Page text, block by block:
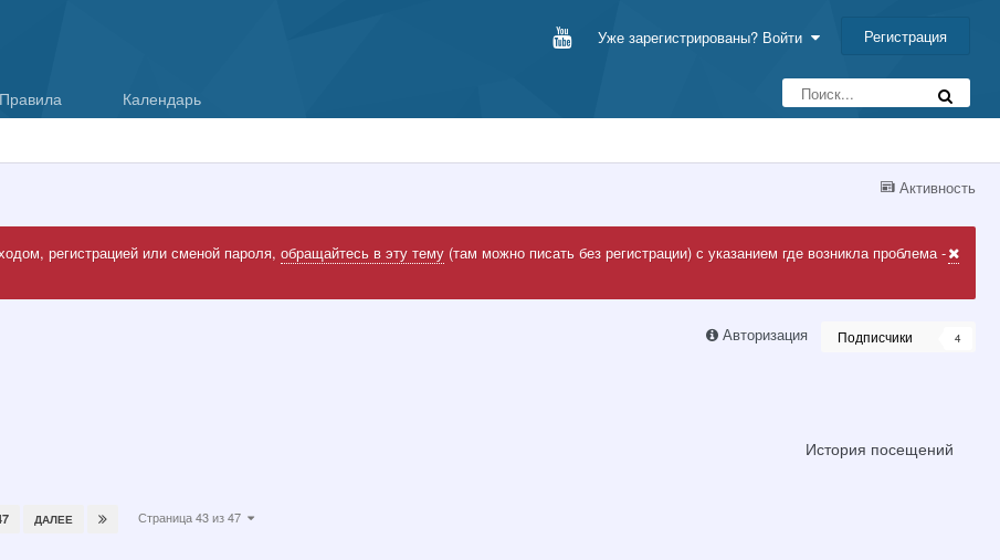
Уже зарегистрированы? Войти Регистрация
Правила Календарь
Активность
регистрацией или сменой пароля, обращайтесь в эту тему(там можно писать без регистрации) с указанием где возникла проблема -
Авторизация Подписчики 4
История посещений
ДАЛЕЕ Страница 43 из 47